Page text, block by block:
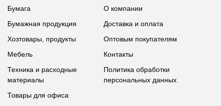
Бумага
Бумажная продукция
Хозтовары, продукты
Мебель
Техника и расходные
материалы
Товары для офиса
О компании
Доставка и оплата
Оптовым покупателям
Контакты
Политика обработки
персональных данных